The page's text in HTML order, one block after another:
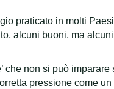
praticato in molti
alcuni buoni, ma
che non si può imparare
pressione come